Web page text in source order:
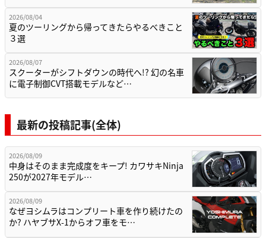
2026/08/04
夏のツーリングから帰ってきたらやるべきこと
３選
2026/08/07
スクーターがシフトダウンの時代へ!? 幻の名車
に電子制御CVT搭載モデルなど…
最新の投稿記事(全体)
2026/08/09
中身はそのまま完成度をキープ! カワサキNinja
250が2027年モデル…
2026/08/09
なぜヨシムラはコンプリート車を作り続けたの
か? ハヤブサX-1からオフ車をモ…